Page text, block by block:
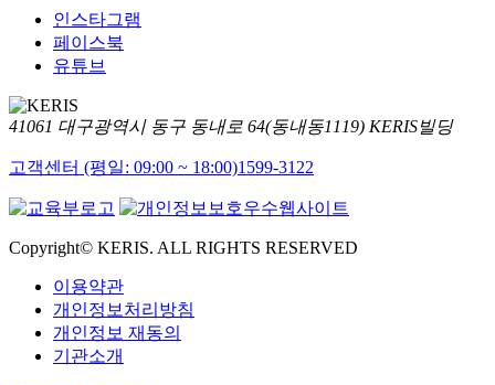
인스타그램
페이스북
유튜브
41061 대구광역시 동구 동내로 64(동내동1119) KERIS빌딩
고객센터 (평일: 09:00 ~ 18:00)1599-3122
Copyright© KERIS. ALL RIGHTS RESERVED
이용약관
개인정보처리방침
개인정보 재동의
기관소개